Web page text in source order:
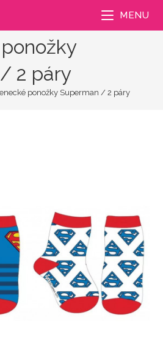
MENU
2 páry
ponožky Superman / 2 páry